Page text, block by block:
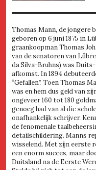
Thomas Mann, de jongere
geboren op 6 juni 1875 in
graankoopman Thomas
van de senatoren van
da Silva-Bruhns) was
afkomst. In 1894
“Gefallen”. Toen Thomas
was en hem dus geld van
ongeveer 160 tot 180
genoeg had van al die
onafhankelijk schrijver.
de fenomenale
detailschildering. Manns
wisselend. Met zijn eerste
een enorm succes, maar
Duitsland na de Eerste